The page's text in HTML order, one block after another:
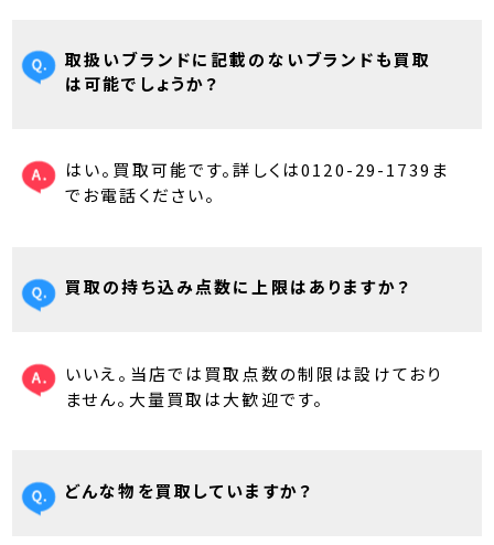
取扱いブランドに記載のないブランドも買取
は可能でしょうか？
はい。買取可能です。詳しくは0120-29-1739ま
でお電話ください。
買取の持ち込み点数に上限はありますか？
いいえ。当店では買取点数の制限は設けており
ません。大量買取は大歓迎です。
どんな物を買取していますか？